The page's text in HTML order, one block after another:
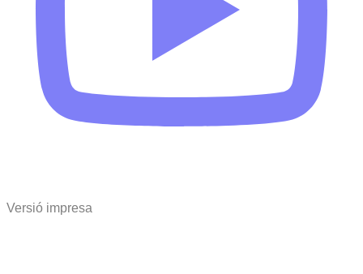
Versió impresa